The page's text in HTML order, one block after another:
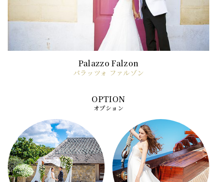
パラッツォ ファルゾン
オプション